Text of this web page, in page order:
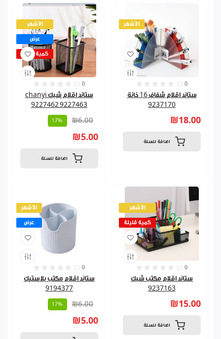
الأشهر
عرض
كمية قليلة
0
ستاند اقلام شبك chanyi
9227462 9227463
₪6.00
-17%
₪5.00
اضافة للسلة
الأشهر
0
ستاند اقلام شفاف 16 خانة
9237170
₪18.00
اضافة للسلة
الأشهر
عرض
0
ستاند اقلام مكتب بلاستيك
9194377
₪6.00
-17%
₪5.00
الأشهر
كمية قليلة
0
ستاند اقلام مكتب شبك
9237163
₪15.00
اضافة للسلة